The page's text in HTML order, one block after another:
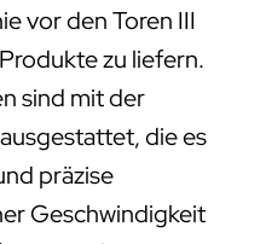
vor den Toren III
zu liefern.
sind mit der
die es
präzise
Geschwindigkeit